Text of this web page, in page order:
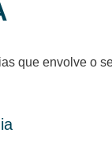
que envolve o